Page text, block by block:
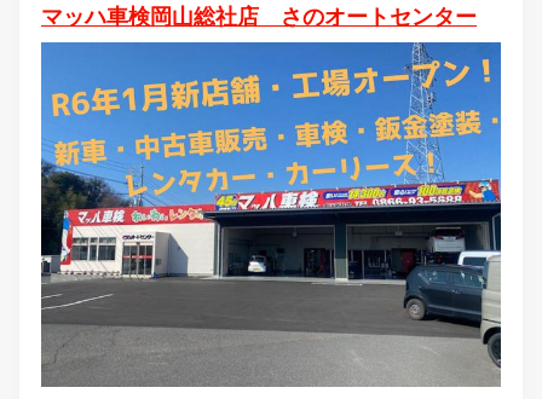
マッハ車検岡山総社店 さのオートセンター